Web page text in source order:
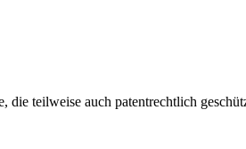
teilweise auch patentrechtlich